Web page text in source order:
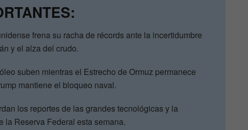
frena su racha de récords ante la incertidumbre
y el alza del crudo.
suben mientras el Estrecho de Ormuz permanece
mantiene el bloqueo naval.
los reportes de las grandes tecnológicas y la
la Reserva Federal esta semana.